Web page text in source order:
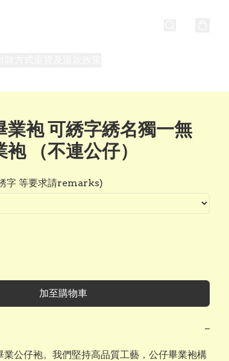
業袍 可綉字綉名獨一無
（不連公仔）
字 等要求請remarks)
加至購物車
−
業公仔袍。我們堅持高品質工藝，公仔畢業袍構